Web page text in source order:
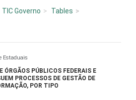
TIC Governo Tables
Estaduais
ÓRGÃOS PÚBLICOS FEDERAIS E
PROCESSOS DE GESTÃO DE
POR TIPO